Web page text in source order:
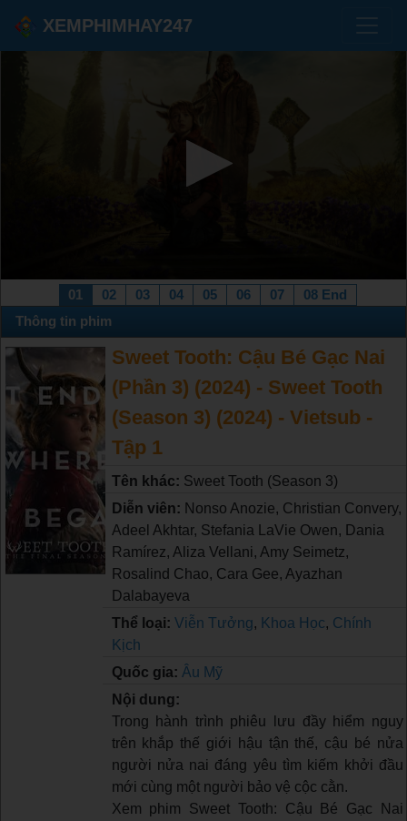
XEMPHIMHAY247
01 02 03 04 05 06 07
08 End
Thông tin phim
Sweet Tooth: Cậu Bé Gạc Nai
(Phần 3) (2024) - Sweet Tooth
(Season 3) (2024) - Vietsub -
Tập 1
Tên khác: Sweet Tooth (Season 3)
Diễn viên: Nonso Anozie, Christian Convery,
Adeel Akhtar, Stefania LaVie Owen, Dania
Ramírez, Aliza Vellani, Amy Seimetz,
Rosalind Chao, Cara Gee, Ayazhan
Dalabayeva
Thể loại: Viễn Tưởng, Khoa Học, Chính
Kịch
Quốc gia: Âu Mỹ
Nội dung:
Trong hành trình phiêu lưu đầy hiểm nguy
trên khắp thế giới hậu tận thế, cậu bé nửa
người nửa nai đáng yêu tìm kiếm khởi đầu
mới cùng một người bảo vệ cộc cằn.
Xem phim Sweet Tooth: Cậu Bé Gạc Nai